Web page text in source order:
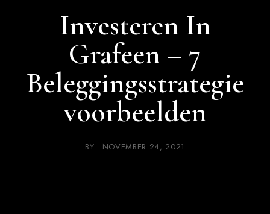
Investeren In
Grafeen – 7
Beleggingsstrategie
voorbeelden
BY NOVEMBER 24, 2021